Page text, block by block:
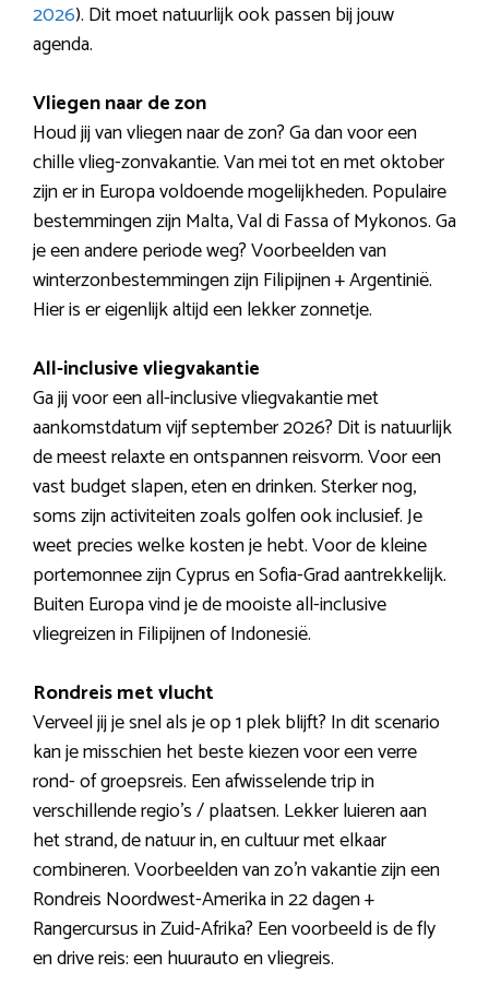
2026). Dit moet natuurlijk ook passen bij jouw
agenda.
Vliegen naar de zon
Houd jij van vliegen naar de zon? Ga dan voor een
chille vlieg-zonvakantie. Van mei tot en met oktober
zijn er in Europa voldoende mogelijkheden. Populaire
bestemmingen zijn Malta, Val di Fassa of Mykonos. Ga
je een andere periode weg? Voorbeelden van
winterzonbestemmingen zijn Filipijnen + Argentinië.
Hier is er eigenlijk altijd een lekker zonnetje.
All-inclusive vliegvakantie
Ga jij voor een all-inclusive vliegvakantie met
aankomstdatum vijf september 2026? Dit is natuurlijk
de meest relaxte en ontspannen reisvorm. Voor een
vast budget slapen, eten en drinken. Sterker nog,
soms zijn activiteiten zoals golfen ook inclusief. Je
weet precies welke kosten je hebt. Voor de kleine
portemonnee zijn Cyprus en Sofia-Grad aantrekkelijk.
Buiten Europa vind je de mooiste all-inclusive
vliegreizen in Filipijnen of Indonesië.
Rondreis met vlucht
Verveel jij je snel als je op 1 plek blijft? In dit scenario
kan je misschien het beste kiezen voor een verre
rond- of groepsreis. Een afwisselende trip in
verschillende regio’s / plaatsen. Lekker luieren aan
het strand, de natuur in, en cultuur met elkaar
combineren. Voorbeelden van zo’n vakantie zijn een
Rondreis Noordwest-Amerika in 22 dagen +
Rangercursus in Zuid-Afrika? Een voorbeeld is de fly
en drive reis: een huurauto en vliegreis.